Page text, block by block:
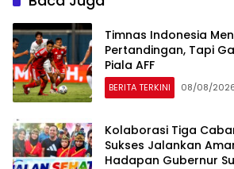
Timnas Indonesia
Pertandingan, Tapi
Piala AFF
BERITA TERKINI 08/08/
Kolaborasi Tiga
Sukses Jalankan
Hadapan Gubernur